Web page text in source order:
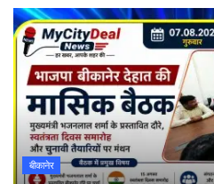
बीकानेर